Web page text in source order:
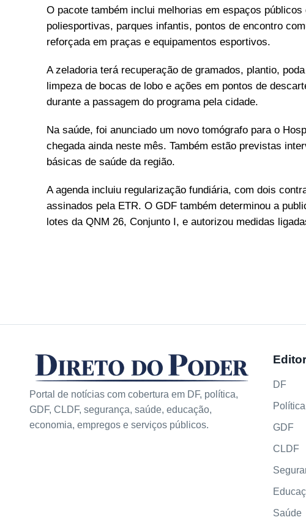
O pacote também inclui melhorias em espaços
poliesportivas, parques infantis, pontos de encontro
reforçada em praças e equipamentos esportivos.
A zeladoria terá recuperação de gramados, plantio,
limpeza de bocas de lobo e ações em pontos de
durante a passagem do programa pela cidade.
Na saúde, foi anunciado um novo tomógrafo para o
chegada ainda neste mês. Também estão previstas
básicas de saúde da região.
A agenda incluiu regularização fundiária, com dois
assinados pela ETR. O GDF também determinou a
lotes da QNM 26, Conjunto I, e autorizou medidas
Portal de notícias com cobertura em DF, política,
GDF, CLDF, segurança, saúde, educação,
economia, empregos e serviços públicos.
DF
Política
GDF
CLDF
Saúde